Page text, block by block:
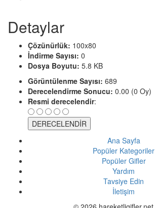
Detaylar
Çözünürlük: 100x80
İndirme Sayısı: 0
Dosya Boyutu: 5.8 KB
Görüntülenme Sayısı: 689
Derecelendirme Sonucu: 0.00 (0 Oy)
Resmi derecelendir:
Ana Sayfa
Popüler Kategoriler
Popüler Gifler
Yardım
Tavsiye Edin
İletişim